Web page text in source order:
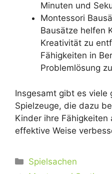
Minuten und
Montessori
Bausätze helfen
Kreativität zu
Fähigkeiten in
Problemlösung
Insgesamt gibt es
Spielzeuge, die dazu
Kinder ihre
effektive Weise
Kategorien
Spielsachen